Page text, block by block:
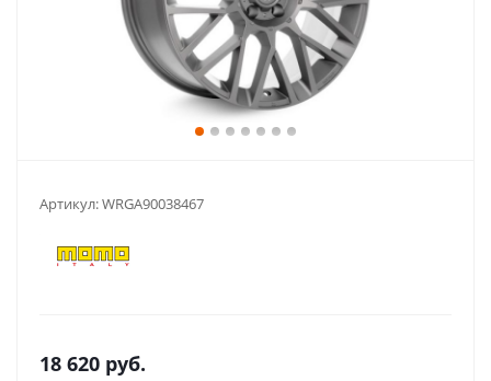
Артикул:WRGA90038467
18 620 руб.